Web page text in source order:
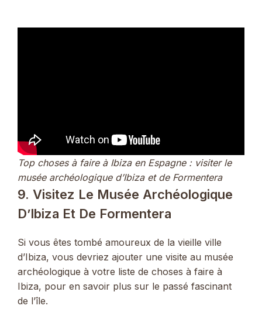
Top choses à faire à Ibiza en Espagne : visiter le
musée archéologique d’Ibiza et de Formentera
9. Visitez Le Musée Archéologique
D’Ibiza Et De Formentera
Si vous êtes tombé amoureux de la vieille ville
d’Ibiza, vous devriez ajouter une visite au musée
archéologique à votre liste de choses à faire à
Ibiza, pour en savoir plus sur le passé fascinant
de l’île.